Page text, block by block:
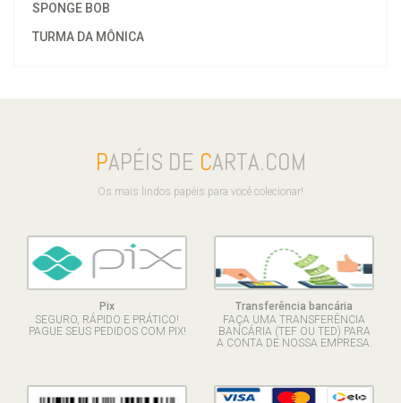
SPONGE BOB
TURMA DA MÔNICA
PAPÉIS DE CARTA.COM
Os mais lindos papéis para você colecionar!
Pix
SEGURO, RÁPIDO E PRÁTICO!
PAGUE SEUS PEDIDOS COM PIX!
Transferência bancária
FAÇA UMA TRANSFERÊNCIA
BANCÁRIA (TEF OU TED) PARA
A CONTA DE NOSSA EMPRESA.